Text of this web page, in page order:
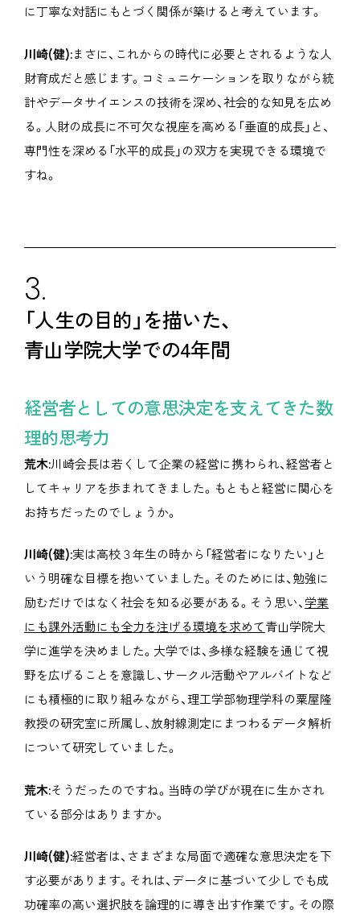
に丁寧な対話にもとづく関係が築けると考えています。
川崎(健):まさに、これからの時代に必要とされるような人
財育成だと感じます。コミュニケーションを取りながら統
計やデータサイエンスの技術を深め、社会的な知見を広め
る。人財の成長に不可欠な視座を高める「垂直的成長」と、
専門性を深める「水平的成長」の双方を実現できる環境で
すね。
3.
「人生の目的」を描いた、
青山学院大学での4年間
経営者としての意思決定を支えてきた数
理的思考力
荒木:川崎会長は若くして企業の経営に携わられ、経営者と
してキャリアを歩まれてきました。もともと経営に関心を
お持ちだったのでしょうか。
川崎(健):実は高校３年生の時から「経営者になりたい」と
いう明確な目標を抱いていました。そのためには、勉強に
励むだけではなく社会を知る必要がある。そう思い、学業
にも課外活動にも全力を注げる環境を求めて青山学院大
学に進学を決めました。大学では、多様な経験を通じて視
野を広げることを意識し、サークル活動やアルバイトなど
にも積極的に取り組みながら、理工学部物理学科の粟屋隆
教授の研究室に所属し、放射線測定にまつわるデータ解析
について研究していました。
荒木:そうだったのですね。当時の学びが現在に生かされ
ている部分はありますか。
川崎(健):経営者は、さまざまな局面で適確な意思決定を下
す必要があります。それは、データに基づいて少しでも成
功確率の高い選択肢を論理的に導き出す作業です。その際